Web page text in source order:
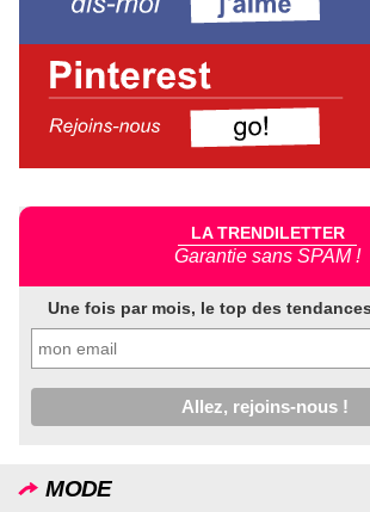
LA TRENDILETTER
Garantie sans SPAM !
Une fois par mois, le top des
MODE